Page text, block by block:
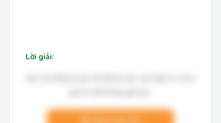
Lời giải: